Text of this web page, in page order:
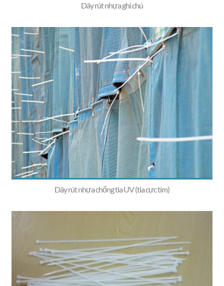
Dây rút nhựa ghi chú
Dây rút nhựa chống tia UV (tia cực tím)